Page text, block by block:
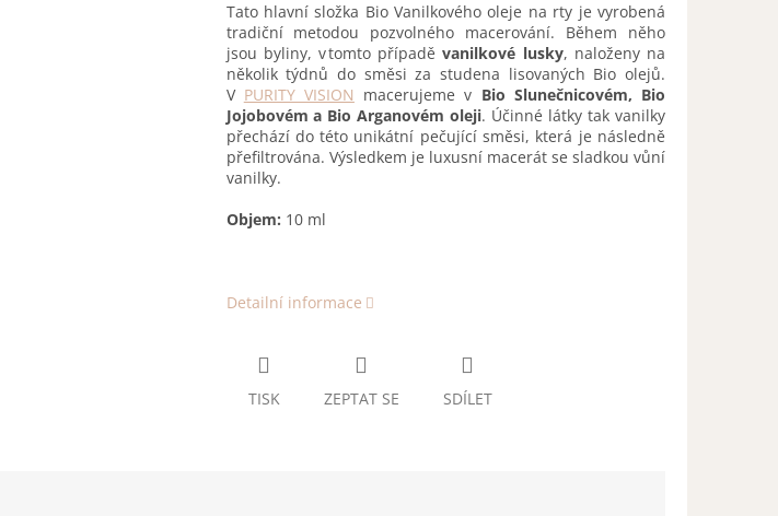
Tato hlavní složka Bio Vanilkového oleje na rty je vyrobená
tradiční metodou pozvolného macerování. Během něho
jsou byliny, v tomto případěvanilkové lusky, naloženy na
několik týdnů do směsi za studena lisovaných Bio olejů.
V PURITY VISION macerujeme v Bio Slunečnicovém, Bio
Jojobovém a Bio Arganovém oleji. Účinné látky tak vanilky
přechází do této unikátní pečující směsi, která je následně
přefiltrována. Výsledkem je luxusní macerát se sladkou vůní
vanilky.
Objem: 10 ml
Detailní informace
TISK ZEPTAT SE SDÍLET